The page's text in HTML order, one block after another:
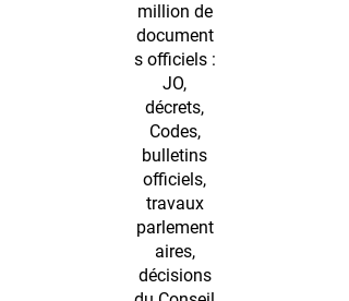
million de
document
s officiels :
JO,
décrets,
Codes,
bulletins
officiels,
travaux
parlement
aires,
décisions